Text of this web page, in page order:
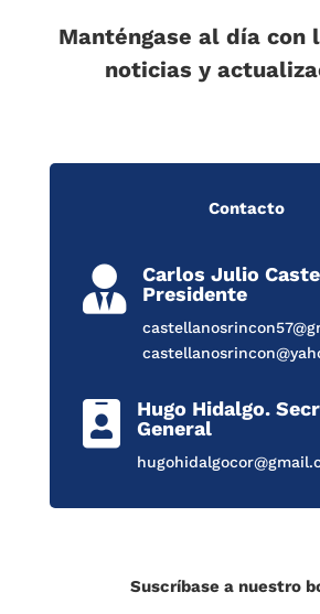
Manténgase al día con
noticias y
Contacto

Carlos Julio
Presidente

Hugo Hidalgo.
General
Suscríbase a nuestro